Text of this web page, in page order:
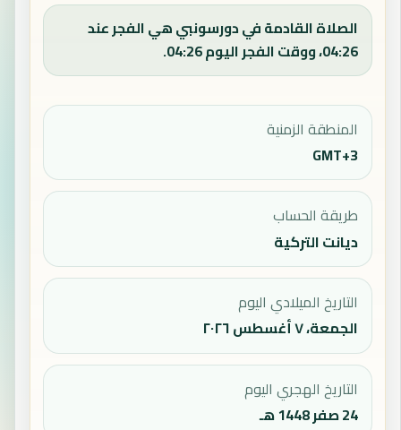
الصلاة القادمة في دورسونبي هي الفجر عند
04:26، ووقت الفجر اليوم 04:26.
المنطقة الزمنية
GMT+3
طريقة الحساب
ديانت التركية
التاريخ الميلادي اليوم
الجمعة، ٧ أغسطس ٢٠٢٦
التاريخ الهجري اليوم
24 صفر 1448 هـ